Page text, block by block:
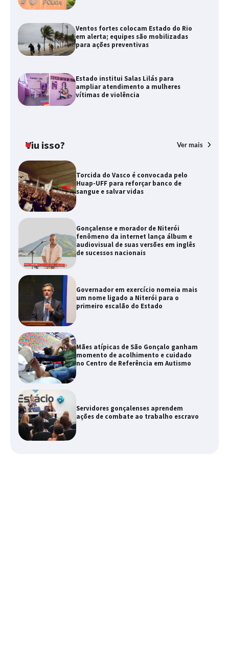
Ventos fortes colocam Estado do Rio
em alerta; equipes são mobilizadas
para ações preventivas
Estado institui Salas Lilás para
ampliar atendimento a mulheres
vítimas de violência
Viu isso? Ver mais
Torcida do Vasco é convocada pelo
Huap-UFF para reforçar banco de
sangue e salvar vidas
Gonçalense e morador de Niterói
fenômeno da internet lança álbum e
audiovisual de suas versões em inglês
de sucessos nacionais
Governador em exercício nomeia mais
um nome ligado a Niterói para o
primeiro escalão do Estado
Mães atípicas de São Gonçalo ganham
momento de acolhimento e cuidado
no Centro de Referência em Autismo
Servidores gonçalenses aprendem
ações de combate ao trabalho escravo